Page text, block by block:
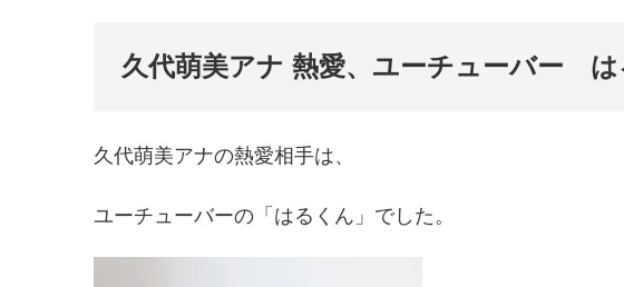
久代萌美アナ 熱愛、ユーチューバー は
久代萌美アナの熱愛相手は、
ユーチューバーの「はるくん」でした。